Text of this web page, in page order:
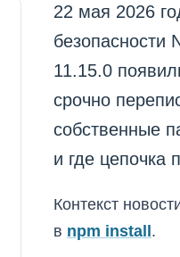
22 мая 2026
безопасности
11.15.0
срочно
собственные
и где цепочка
Контекст
в npm install .